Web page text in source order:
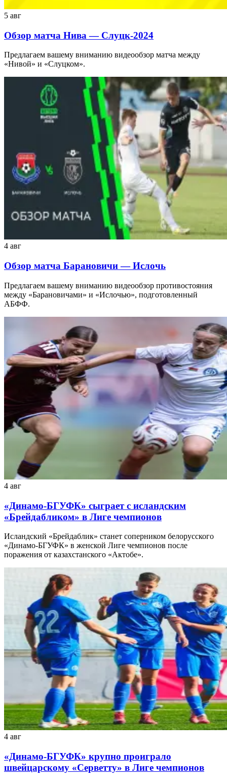
5 авг
Обзор матча Нива — Слуцк-2024
Предлагаем вашему вниманию видеообзор матча между
«Нивой» и «Слуцком».
4 авг
Обзор матча Барановичи — Ислочь
Предлагаем вашему вниманию видеообзор противостояния
между «Барановичами» и «Ислочью», подготовленный
АБФФ.
4 авг
«Динамо-БГУФК» сыграет с исландским
«Брейдабликом» в Лиге чемпионов
Исландский «Брейдаблик» станет соперником белорусского
«Динамо-БГУФК» в женской Лиге чемпионов после
поражения от казахстанского «Актобе».
4 авг
«Динамо-БГУФК» крупно проиграло
швейцарскому «Серветту» в Лиге чемпионов